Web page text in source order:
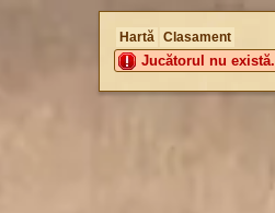
Hartă Clasament
Jucătorul nu există.